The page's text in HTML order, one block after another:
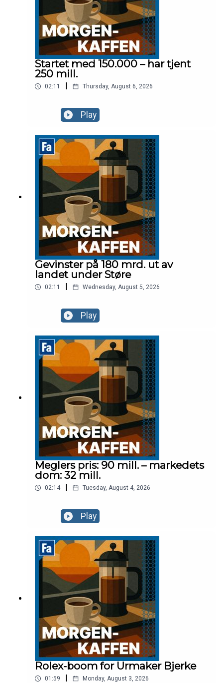
Startet med 150.000 – har tjent
250 mill.
02:11 Thursday, August 6, 2026
Play
Gevinster på 180 mrd. ut av
landet under Støre
02:11 Wednesday, August 5, 2026
Play
Meglers pris: 90 mill. – markedets
dom: 32 mill.
02:14 Tuesday, August 4, 2026
Play
Rolex-boom for Urmaker Bjerke
01:59 Monday, August 3, 2026